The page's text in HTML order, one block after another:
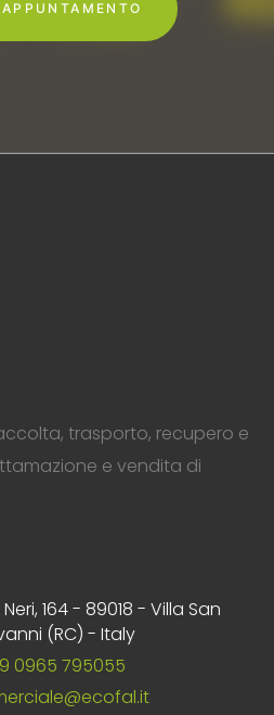
trasporto, recupero e
e vendita di
164 - 89018 - Villa San
(RC) - Italy
0965 795055